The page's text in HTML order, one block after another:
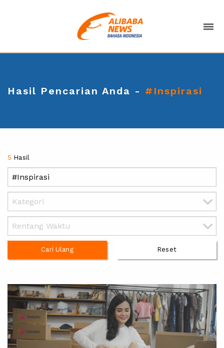
Hasil Pencarian Anda - #Inspirasi
5 Hasil
Cari Ulang Reset